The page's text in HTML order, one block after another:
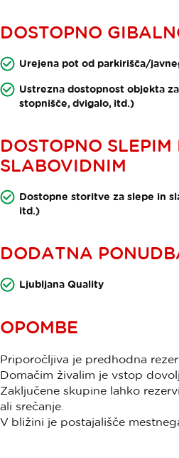
DOSTOPNO
Urejena pot od parkirišča/
Ustrezna dostopnost objekta
stopnišče, dvigalo, itd.)
DOSTOPNO SLEPIM
SLABOVIDNIM
Dostopne storitve za slepe in
itd.)
DODATNA
Ljubljana Quality
OPOMBE
Priporočljiva je predhodna
Domačim živalim je vstop
Zaključene skupine lahko
ali srečanje.
V bližini je postajališče